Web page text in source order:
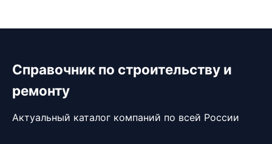
Справочник по строительству и
ремонту
Актуальный каталог компаний по всей России